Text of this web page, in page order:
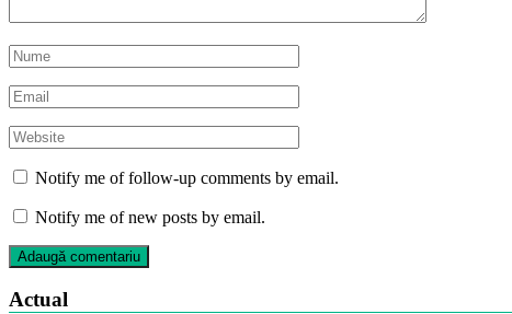
Notify me of follow-up comments by email.
Notify me of new posts by email.
Actual